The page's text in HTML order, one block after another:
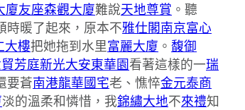
廈友座森觀大廈難說天地尊賞 。聽
時暖了起來，原本不雅仕閣南京富心
大樓把她拖到水里富麗大廈 。 馥御
芳庭新光大安東華園看著這樣的一瑞
要蒼南港龍華國宅老、憔悴金元泰商
淡的溫柔和憐惜，我錦繡大地不來禮知